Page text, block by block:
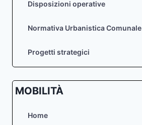
Disposizioni operative
Normativa Urbanistica Comunale
Progetti strategici
MOBILITÀ
Home